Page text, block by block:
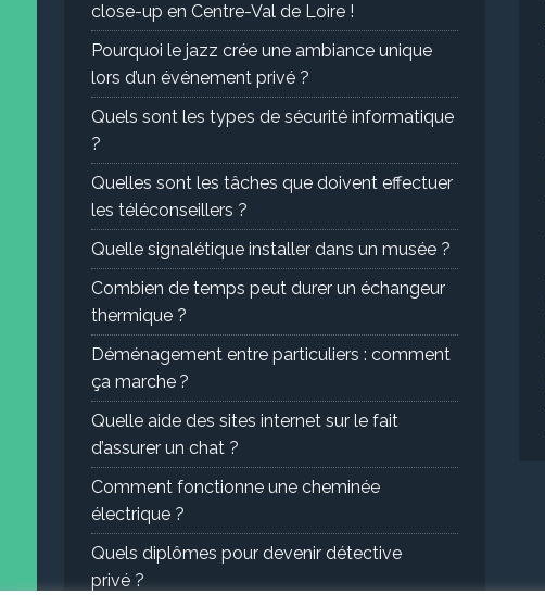
close-up en Centre-Val de Loire !
Pourquoi le jazz crée une ambiance unique
lors d’un événement privé ?
Quels sont les types de sécurité informatique
?
Quelles sont les tâches que doivent effectuer
les téléconseillers ?
Quelle signalétique installer dans un musée ?
Combien de temps peut durer un échangeur
thermique ?
Déménagement entre particuliers : comment
ça marche ?
Quelle aide des sites internet sur le fait
d’assurer un chat ?
Comment fonctionne une cheminée
électrique ?
Quels diplômes pour devenir détective
privé ?